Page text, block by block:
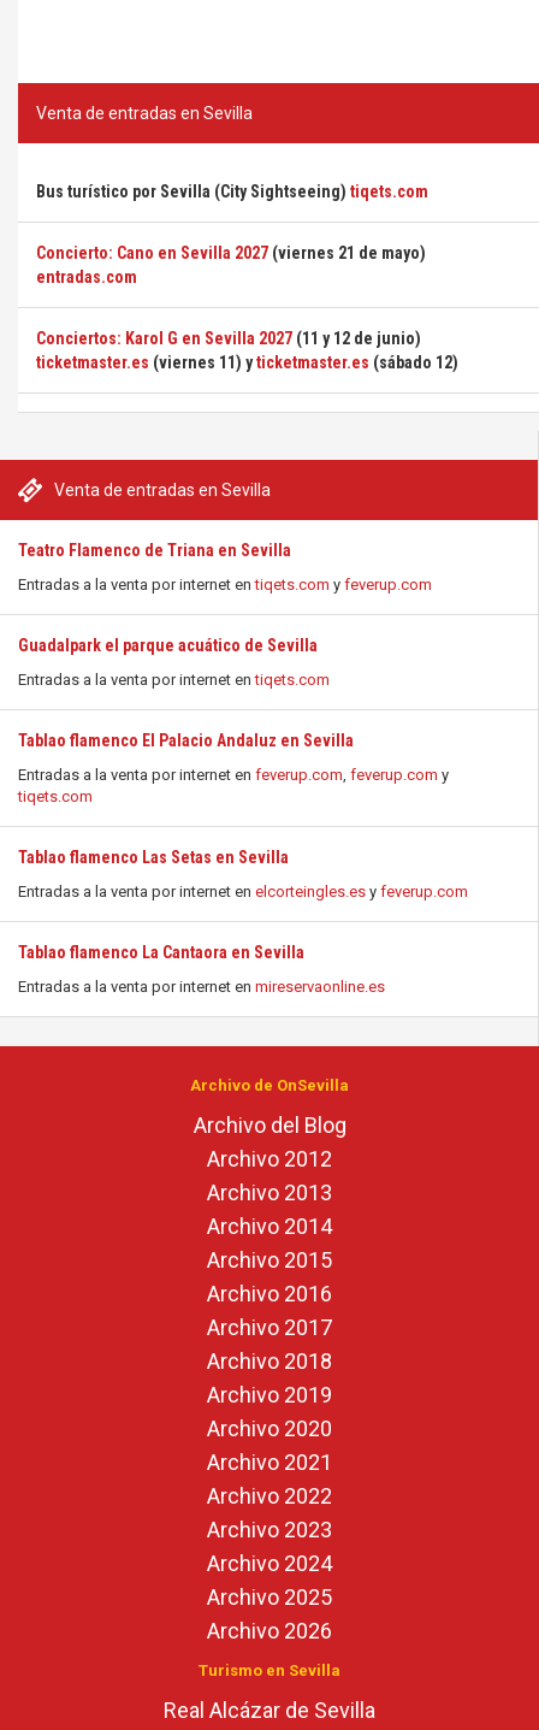
Venta de entradas en Sevilla
Teatro Flamenco de Triana en Sevilla
Entradas a la venta por internet entiqets.com y feverup.com
Guadalpark el parque acuático de Sevilla
Entradas a la venta por internet entiqets.com
Tablao flamenco El Palacio Andaluz en Sevilla
Entradas a la venta por internet en feverup.com, feverup.com y
tiqets.com
Tablao flamenco Las Setas en Sevilla
Entradas a la venta por internet en elcorteingles.es y feverup.com
Tablao flamenco La Cantaora en Sevilla
Entradas a la venta por internet en mireservaonline.es
Venta de entradas en Sevilla
Bus turístico por Sevilla (City Sightseeing) tiqets.com
Concierto: Cano en Sevilla 2027 (viernes 21 de mayo)
entradas.com
Conciertos: Karol G en Sevilla 2027 (11 y 12 de junio)
ticketmaster.es (viernes 11) yticketmaster.es (sábado 12)
Archivo de OnSevilla
Archivo del Blog
Archivo 2012
Archivo 2013
Archivo 2014
Archivo 2015
Archivo 2016
Archivo 2017
Archivo 2018
Archivo 2019
Archivo 2020
Archivo 2021
Archivo 2022
Archivo 2023
Archivo 2024
Archivo 2025
Archivo 2026
Turismo en Sevilla
Real Alcázar de Sevilla